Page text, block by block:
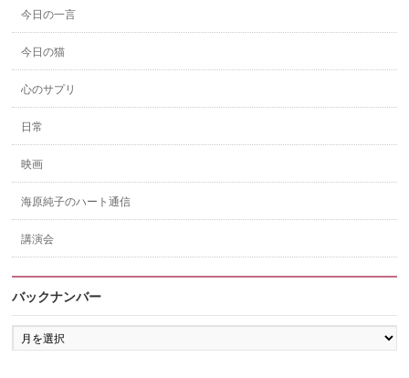
今日の一言
今日の猫
心のサプリ
日常
映画
海原純子のハート通信
講演会
バックナンバー
バ
ッ